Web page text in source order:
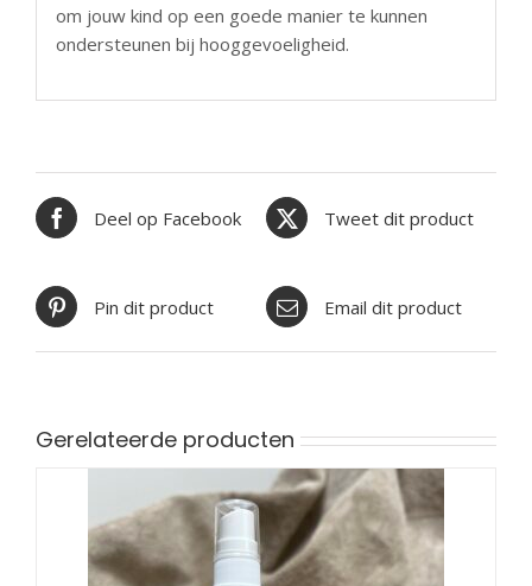
om jouw kind op een goede manier te kunnen
ondersteunen bij hooggevoeligheid.
Deel op Facebook Tweet dit product
Pin dit product Email dit product
Gerelateerde producten